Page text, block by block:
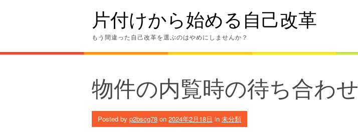
片付けから始める自己改革
もう間違った自己改革を選ぶのはやめにしませんか？
物件の内覧時の待ち合わせ
Posted by p2bscg78 on 2024年2月18日 in 未分類